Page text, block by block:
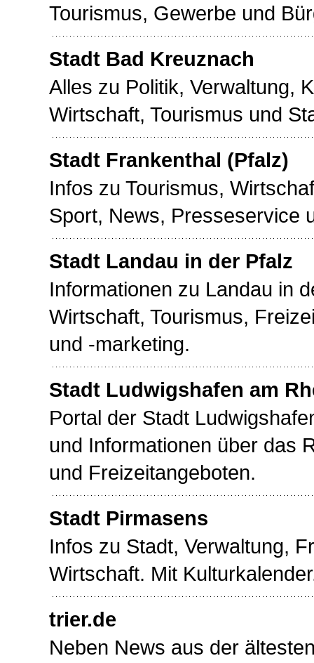
Tourismus, Gewerbe und
Stadt Bad Kreuznach
Alles zu Politik, Verwaltung,
Wirtschaft, Tourismus und
Stadt Frankenthal (Pfalz)
Infos zu Tourismus,
Sport, News, Presseservice
Stadt Landau in der Pfalz
Informationen zu Landau in
Wirtschaft, Tourismus,
und -marketing.
Stadt Ludwigshafen am
Portal der Stadt
und Informationen über das
und Freizeitangeboten.
Stadt Pirmasens
Infos zu Stadt, Verwaltung,
Wirtschaft. Mit
trier.de
Neben News aus der